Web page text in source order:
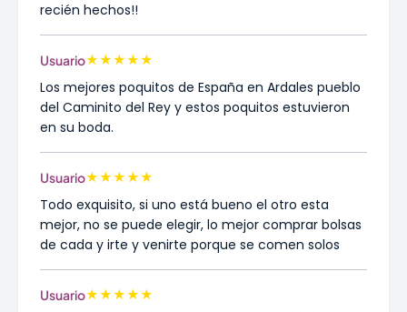
recién hechos!!
Usuario★★★★★
Los mejores poquitos de España en Ardales pueblo
del Caminito del Rey y estos poquitos estuvieron
en su boda.
Usuario★★★★★
Todo exquisito, si uno está bueno el otro esta
mejor, no se puede elegir, lo mejor comprar bolsas
de cada y irte y venirte porque se comen solos
Usuario★★★★★